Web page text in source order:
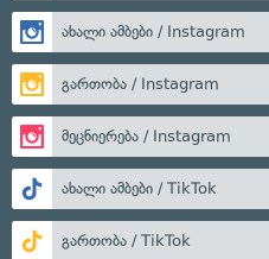
ახალი ამბები / Instagram
გართობა / Instagram
მეცნიერება / Instagram
ახალი ამბები / TikTok
გართობა / TikTok